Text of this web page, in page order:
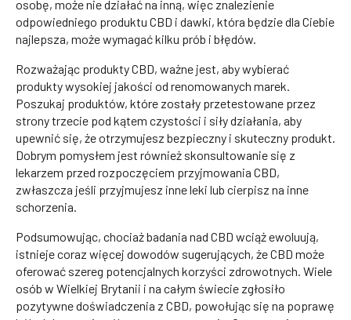
osobę, może nie działać na inną, więc znalezienie
odpowiedniego produktu CBD i dawki, która będzie dla Ciebie
najlepsza, może wymagać kilku prób i błędów.
Rozważając produkty CBD, ważne jest, aby wybierać
produkty wysokiej jakości od renomowanych marek.
Poszukaj produktów, które zostały przetestowane przez
strony trzecie pod kątem czystości i siły działania, aby
upewnić się, że otrzymujesz bezpieczny i skuteczny produkt.
Dobrym pomysłem jest również skonsultowanie się z
lekarzem przed rozpoczęciem przyjmowania CBD,
zwłaszcza jeśli przyjmujesz inne leki lub cierpisz na inne
schorzenia.
Podsumowując, chociaż badania nad CBD wciąż ewoluują,
istnieje coraz więcej dowodów sugerujących, że CBD może
oferować szereg potencjalnych korzyści zdrowotnych. Wiele
osób w Wielkiej Brytanii i na całym świecie zgłosiło
pozytywne doświadczenia z CBD, powołując się na poprawę